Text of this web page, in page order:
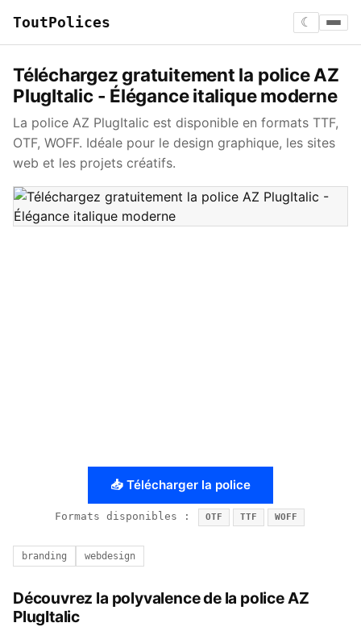
ToutPolices ☾
Téléchargez gratuitement la police AZ
PlugItalic - Élégance italique moderne
La police AZ PlugItalic est disponible en formats TTF,
OTF, WOFF. Idéale pour le design graphique, les sites
web et les projets créatifs.
📥 Télécharger la police
Formats disponibles : OTF TTF WOFF
branding webdesign
Découvrez la polyvalence de la police AZ
PlugItalic